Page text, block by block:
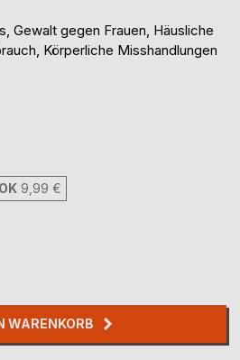
Gewalt gegen Frauen, Häusliche
Körperliche Misshandlungen
9,99 €
WARENKORB